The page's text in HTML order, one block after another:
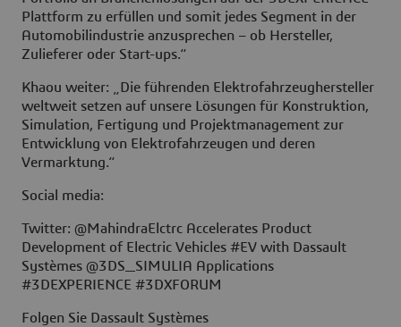
Plattform zu erfüllen und somit jedes Segment in der
Automobilindustrie anzusprechen – ob Hersteller,
Zulieferer oder Start-ups.“
Khaou weiter: „Die führenden Elektrofahrzeughersteller
weltweit setzen auf unsere Lösungen für Konstruktion,
Simulation, Fertigung und Projektmanagement zur
Entwicklung von Elektrofahrzeugen und deren
Vermarktung.“
Social media:
Twitter: @MahindraElctrc Accelerates Product
Development of Electric Vehicles #EV with Dassault
Systèmes @3DS_SIMULIA Applications
#3DEXPERIENCE #3DXFORUM
Folgen Sie Dassault Systèmes